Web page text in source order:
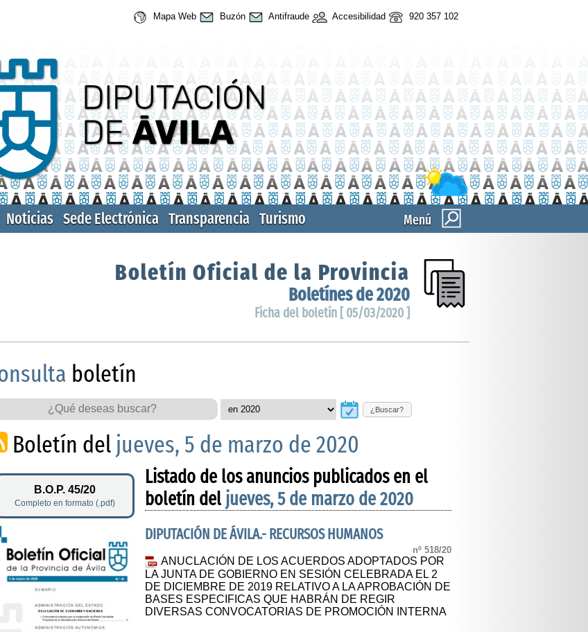
Mapa Web Buzón Antifraude Accesibilidad 920 357 102
Menú
Noticias Sede Electrónica Transparencia Turismo
Boletín Oficial de la Provincia
Boletínes de 2020
Ficha del boletín [ 05/03/2020 ]
boletín
¿Buscar?
Boletín del jueves, 5 de marzo de 2020
B.O.P. 45/20
Completo en formato (.pdf)
Listado de los anuncios publicados en el
boletín del jueves, 5 de marzo de 2020
DIPUTACIÓN DE ÁVILA.- RECURSOS HUMANOS
nº 518/20
ANUCLACIÓN DE LOS ACUERDOS ADOPTADOS POR
LA JUNTA DE GOBIERNO EN SESIÓN CELEBRADA EL 2
DE DICIEMBRE DE 2019 RELATIVO A LA APROBACIÓN DE
BASES ESPECIFICAS QUE HABRÁN DE REGIR
DIVERSAS CONVOCATORIAS DE PROMOCIÓN INTERNA